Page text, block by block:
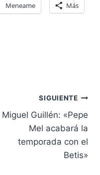
Meneame Más
SIGUIENTE
Miguel Guillén: «Pepe
Mel acabará la
temporada con el
Betis»